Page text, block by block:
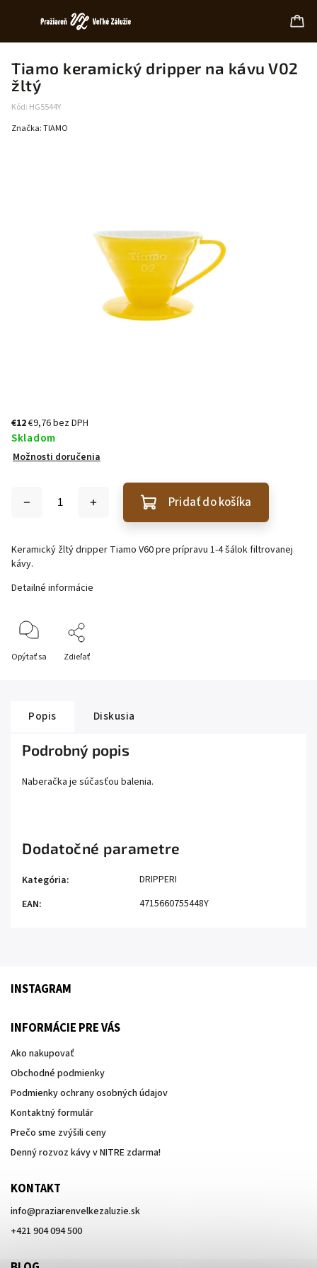
Tiamo keramický dripper na kávu V02
žltý
Kód: HG5544Y
Značka:TIAMO
€12€9,76 bez DPH
Skladom
Možnosti doručenia
Pridať do košíka
Keramický žltý dripper Tiamo V60 pre prípravu 1-4 šálok filtrovanej
kávy.
Detailné informácie
Opýtať sa Zdieľať
Popis Diskusia
Podrobný popis
Naberačka je súčasťou balenia.
Dodatočné parametre
Kategória:
DRIPPERI
EAN: 4715660755448Y
INSTAGRAM
INFORMÁCIE PRE VÁS
Ako nakupovať
Obchodné podmienky
Podmienky ochrany osobných údajov
Kontaktný formulár
Prečo sme zvýšili ceny
Denný rozvoz kávy v NITRE zdarma!
KONTAKT
info@praziarenvelkezaluzie.sk
+421 904 094 500